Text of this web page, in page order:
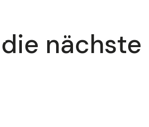
nächste